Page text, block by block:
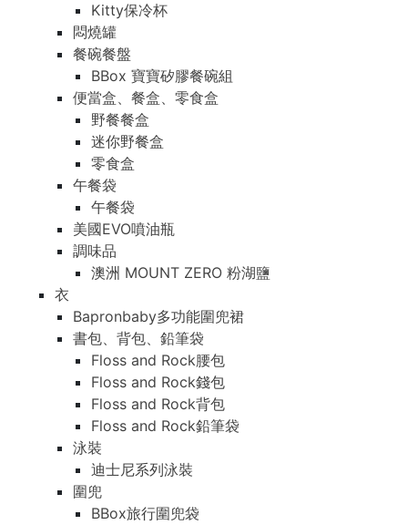
Kitty保冷杯
悶燒罐
餐碗餐盤
BBox 寶寶矽膠餐碗組
便當盒、餐盒、零食盒
野餐餐盒
迷你野餐盒
零食盒
午餐袋
午餐袋
美國EVO噴油瓶
調味品
澳洲 MOUNT ZERO 粉湖鹽
衣
Bapronbaby多功能圍兜裙
書包、背包、鉛筆袋
Floss and Rock腰包
Floss and Rock錢包
Floss and Rock背包
Floss and Rock鉛筆袋
泳裝
迪士尼系列泳裝
圍兜
BBox旅行圍兜袋